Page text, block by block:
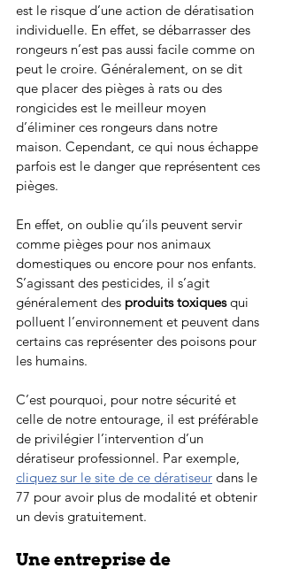
est le risque d’une action de dératisation
individuelle. En effet, se débarrasser des
rongeurs n’est pas aussi facile comme on
peut le croire. Généralement, on se dit
que placer des pièges à rats ou des
rongicides est le meilleur moyen
d’éliminer ces rongeurs dans notre
maison. Cependant, ce qui nous échappe
parfois est le danger que représentent ces
pièges.
En effet, on oublie qu’ils peuvent servir
comme pièges pour nos animaux
domestiques ou encore pour nos enfants.
S’agissant des pesticides, il s’agit
généralement des produits toxiques qui
polluent l’environnement et peuvent dans
certains cas représenter des poisons pour
les humains.
C’est pourquoi, pour notre sécurité et
celle de notre entourage, il est préférable
de privilégier l’intervention d’un
dératiseur professionnel. Par exemple,
cliquez sur le site de ce dératiseur dans le
77 pour avoir plus de modalité et obtenir
un devis gratuitement.
Une entreprise de